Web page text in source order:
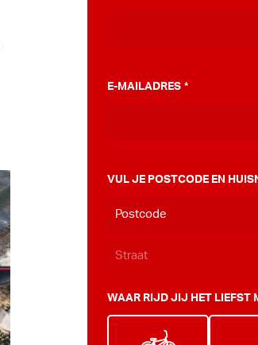
E-MAILADRES *
VUL JE POSTCODE EN
WAAR RIJD JIJ HET LIEFST